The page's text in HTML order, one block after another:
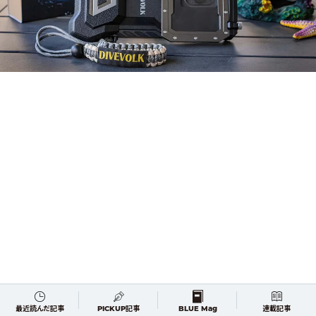
最近読んだ記事 PICKUP記事 BLUE Mag 連載記事